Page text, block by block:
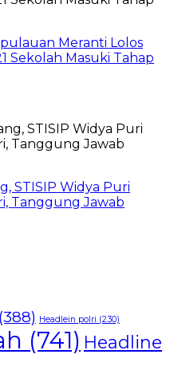
Meranti Lolos
Sekolah Masuki Tahap
STISIP Widya Puri
Tanggung Jawab
(388) Headlein polri (230)
(741) Headline